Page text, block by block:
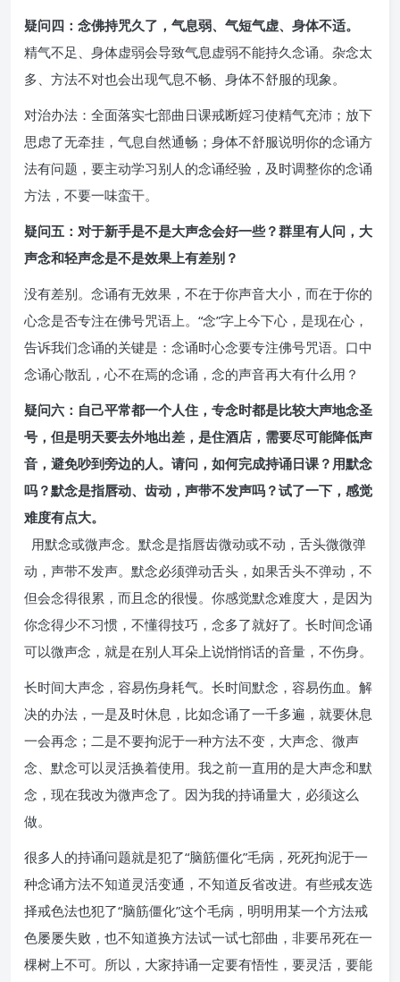
疑问四：念佛持咒久了，气息弱、气短气虚、身体不适。
精气不足、身体虚弱会导致气息虚弱不能持久念诵。杂念太
多、方法不对也会出现气息不畅、身体不舒服的现象。
对治办法：全面落实七部曲日课戒断婬习使精气充沛；放下
思虑了无牵挂，气息自然通畅；身体不舒服说明你的念诵方
法有问题，要主动学习别人的念诵经验，及时调整你的念诵
方法，不要一味蛮干。
疑问五：对于新手是不是大声念会好一些？群里有人问，大
声念和轻声念是不是效果上有差别？
没有差别。念诵有无效果，不在于你声音大小，而在于你的
心念是否专注在佛号咒语上。“念”字上今下心，是现在心，
告诉我们念诵的关键是：念诵时心念要专注佛号咒语。口中
念诵心散乱，心不在焉的念诵，念的声音再大有什么用？
疑问六：自己平常都一个人住，专念时都是比较大声地念圣
号，但是明天要去外地出差，是住酒店，需要尽可能降低声
音，避免吵到旁边的人。请问，如何完成持诵日课？用默念
吗？默念是指唇动、齿动，声带不发声吗？试了一下，感觉
难度有点大。
用默念或微声念。默念是指唇齿微动或不动，舌头微微弹
动，声带不发声。默念必须弹动舌头，如果舌头不弹动，不
但会念得很累，而且念的很慢。你感觉默念难度大，是因为
你念得少不习惯，不懂得技巧，念多了就好了。长时间念诵
可以微声念，就是在别人耳朵上说悄悄话的音量，不伤身。
长时间大声念，容易伤身耗气。长时间默念，容易伤血。解
决的办法，一是及时休息，比如念诵了一千多遍，就要休息
一会再念；二是不要拘泥于一种方法不变，大声念、微声
念、默念可以灵活换着使用。我之前一直用的是大声念和默
念，现在我改为微声念了。因为我的持诵量大，必须这么
做。
很多人的持诵问题就是犯了“脑筋僵化”毛病，死死拘泥于一
种念诵方法不知道灵活变通，不知道反省改进。有些戒友选
择戒色法也犯了“脑筋僵化”这个毛病，明明用某一个方法戒
色屡屡失败，也不知道换方法试一试七部曲，非要吊死在一
棵树上不可。所以，大家持诵一定要有悟性，要灵活，要能